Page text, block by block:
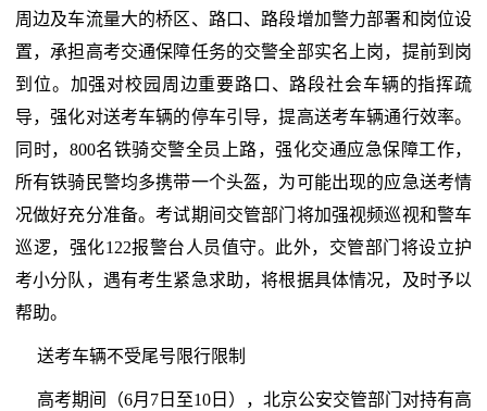
周边及车流量大的桥区、路口、路段增加警力部署和岗位设
置，承担高考交通保障任务的交警全部实名上岗，提前到岗
到位。加强对校园周边重要路口、路段社会车辆的指挥疏
导，强化对送考车辆的停车引导，提高送考车辆通行效率。
同时，800名铁骑交警全员上路，强化交通应急保障工作，
所有铁骑民警均多携带一个头盔，为可能出现的应急送考情
况做好充分准备。考试期间交管部门将加强视频巡视和警车
巡逻，强化122报警台人员值守。此外，交管部门将设立护
考小分队，遇有考生紧急求助，将根据具体情况，及时予以
帮助。
送考车辆不受尾号限行限制
高考期间（6月7日至10日），北京公安交管部门对持有高